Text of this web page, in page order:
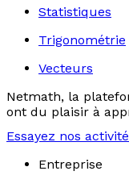
Statistiques
Trigonométrie
Vecteurs
Netmath, la
ont du plaisir à
Essayez nos
Entreprise